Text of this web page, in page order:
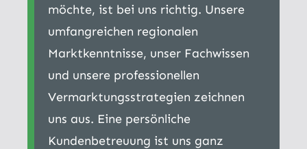
möchte, ist bei uns richtig. Unsere
umfangreichen regionalen
Marktkenntnisse, unser Fachwissen
und unsere professionellen
Vermarktungsstrategien zeichnen
uns aus. Eine persönliche
Kundenbetreuung ist uns ganz